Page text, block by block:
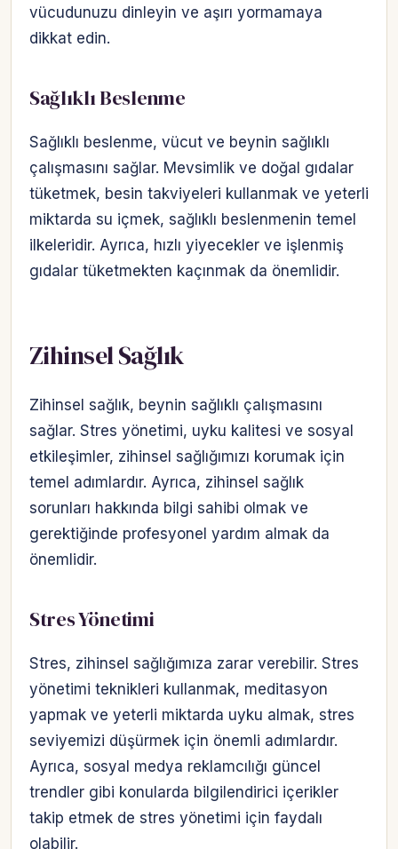
vücudunuzu dinleyin ve aşırı yormamaya
dikkat edin.
Sağlıklı Beslenme
Sağlıklı beslenme, vücut ve beynin sağlıklı
çalışmasını sağlar. Mevsimlik ve doğal gıdalar
tüketmek, besin takviyeleri kullanmak ve yeterli
miktarda su içmek, sağlıklı beslenmenin temel
ilkeleridir. Ayrıca, hızlı yiyecekler ve işlenmiş
gıdalar tüketmekten kaçınmak da önemlidir.
Zihinsel Sağlık
Zihinsel sağlık, beynin sağlıklı çalışmasını
sağlar. Stres yönetimi, uyku kalitesi ve sosyal
etkileşimler, zihinsel sağlığımızı korumak için
temel adımlardır. Ayrıca, zihinsel sağlık
sorunları hakkında bilgi sahibi olmak ve
gerektiğinde profesyonel yardım almak da
önemlidir.
Stres Yönetimi
Stres, zihinsel sağlığımıza zarar verebilir. Stres
yönetimi teknikleri kullanmak, meditasyon
yapmak ve yeterli miktarda uyku almak, stres
seviyemizi düşürmek için önemli adımlardır.
Ayrıca, sosyal medya reklamcılığı güncel
trendler gibi konularda bilgilendirici içerikler
takip etmek de stres yönetimi için faydalı
olabilir.